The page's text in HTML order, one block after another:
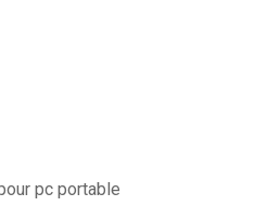
pc portable